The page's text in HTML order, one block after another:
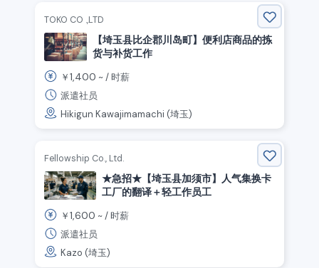
TOKO CO .,LTD
【埼玉县比企郡川岛町】便利店商品的拣
货与补货工作
￥1,400 ~ /时薪
派遣社员
Hikigun Kawajimamachi (埼玉)
Fellowship Co., Ltd.
★急招★【埼玉县加须市】人气集换卡
工厂的翻译＋轻工作员工
￥1,600 ~ /时薪
派遣社员
Kazo (埼玉)